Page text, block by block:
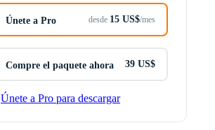
Únete a Pro desde 15 US$/mes
Compre el paquete ahora 39 US$
Únete a Pro para descargar